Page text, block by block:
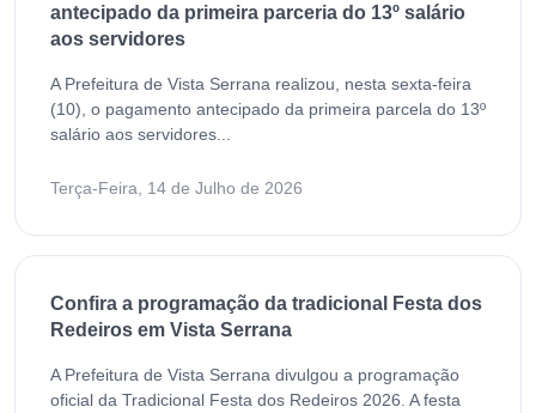
antecipado da primeira parceria do 13º salário
aos servidores
A Prefeitura de Vista Serrana realizou, nesta sexta-feira
(10), o pagamento antecipado da primeira parcela do 13º
salário aos servidores...
Terça-Feira, 14 de Julho de 2026
Confira a programação da tradicional Festa dos
Redeiros em Vista Serrana
A Prefeitura de Vista Serrana divulgou a programação
oficial da Tradicional Festa dos Redeiros 2026. A festa